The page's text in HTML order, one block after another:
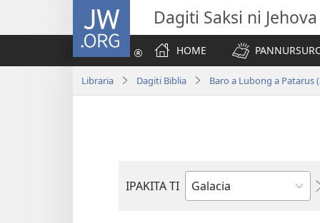
JW.ORG Dagiti Saksi ni Jehova
HOME
Libraria Dagiti Biblia Baro a Lubong a Patarus
IPAKITA TI
Libro